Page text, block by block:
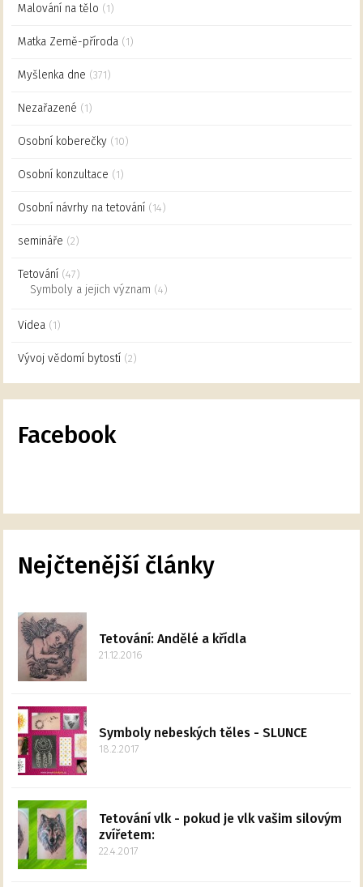
Malování na tělo (1)
Matka Země-příroda (1)
Myšlenka dne (371)
Nezařazené (1)
Osobní koberečky (10)
Osobní konzultace (1)
Osobní návrhy na tetování (14)
semináře (2)
Tetování (47)
Symboly a jejich význam (4)
Videa (1)
Vývoj vědomí bytostí (2)
Facebook
Nejčtenější články
Tetování: Andělé a křídla
21.12.2016
Symboly nebeských těles - SLUNCE
18.2.2017
Tetování vlk - pokud je vlk vašim silovým
zvířetem:
22.4.2017